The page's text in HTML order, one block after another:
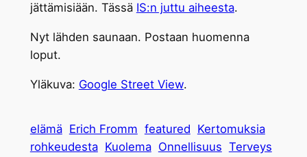
jättämisiään. Tässä IS:n juttu aiheesta.
Nyt lähden saunaan. Postaan huomenna
loput.
Yläkuva: Google Street View.
elämä Erich Fromm featured Kertomuksia
rohkeudesta Kuolema Onnellisuus Terveys